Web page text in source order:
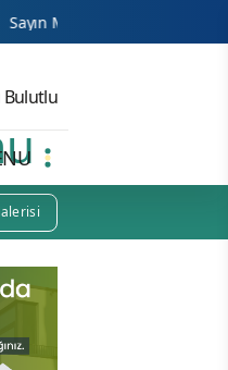
hizmetleri Ateşesi Ahmet
Bulutlu